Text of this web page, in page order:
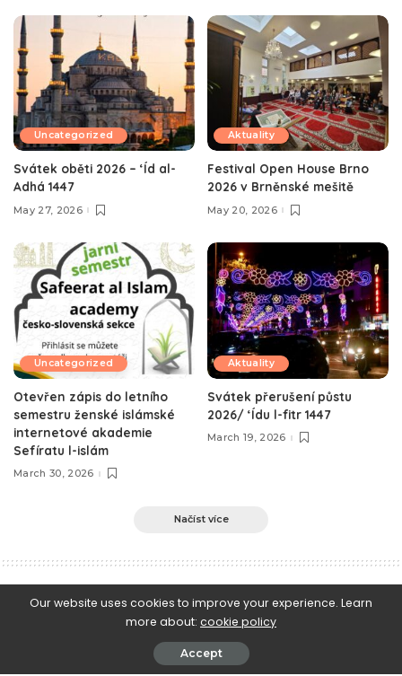
Uncategorized
Svátek oběti 2026 – ‘Íd al-
Adhá 1447
May 27, 2026
Aktuality
Festival Open House Brno
2026 v Brněnské mešitě
May 20, 2026
Uncategorized
Otevřen zápis do letního
semestru ženské islámské
internetové akademie
Sefíratu l-islám
March 30, 2026
Aktuality
Svátek přerušení půstu
2026/ ‘Ídu l-fitr 1447
March 19, 2026
Načíst více
Začíná prvních deset dní měsíce Zu l-
Our website uses cookies to improve your experience. Learn
more about: cookie policy
Accept